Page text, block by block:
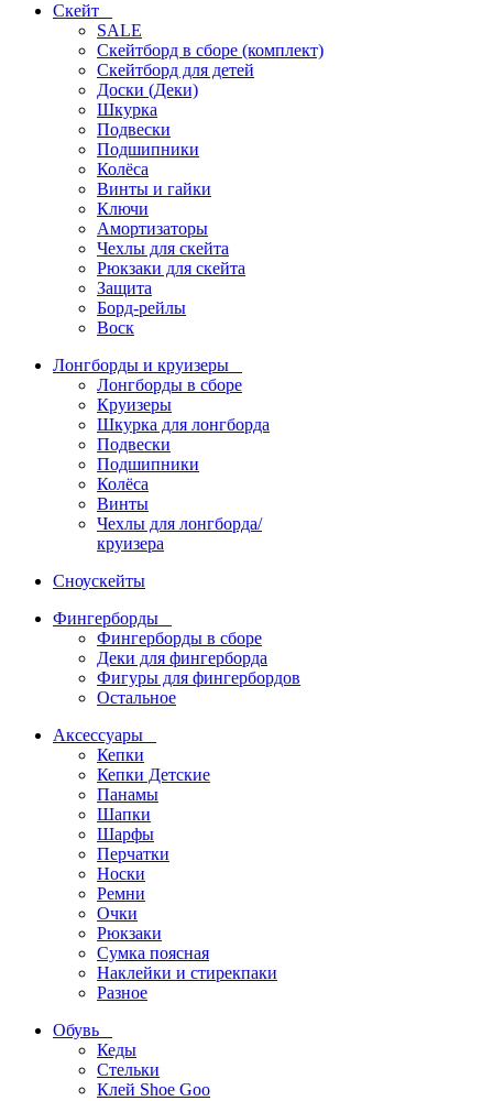
Скейт
SALE
Скейтборд в сборе (комплект)
Скейтборд для детей
Доски (Деки)
Шкурка
Подвески
Подшипники
Колёса
Винты и гайки
Ключи
Амортизаторы
Чехлы для скейта
Рюкзаки для скейта
Защита
Борд-рейлы
Воск
Лонгборды и круизеры
Лонгборды в сборе
Круизеры
Шкурка для лонгборда
Подвески
Подшипники
Колёса
Винты
Чехлы для лонгборда/
круизера
Сноускейты
Фингерборды
Фингерборды в сборе
Деки для фингерборда
Фигуры для фингербордов
Остальное
Аксессуары
Кепки
Кепки Детские
Панамы
Шапки
Шарфы
Перчатки
Носки
Ремни
Очки
Рюкзаки
Сумка поясная
Наклейки и стирекпаки
Разное
Обувь
Кеды
Стельки
Клей Shoe Goo